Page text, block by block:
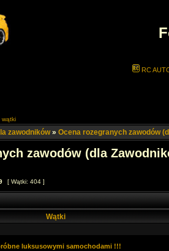
RC
wątki
zawodników» Ocena rozegranych zawodów
zawodów (dla
[ Wątki: 404 ]
Wątki
luksusowymi samochodami !!!